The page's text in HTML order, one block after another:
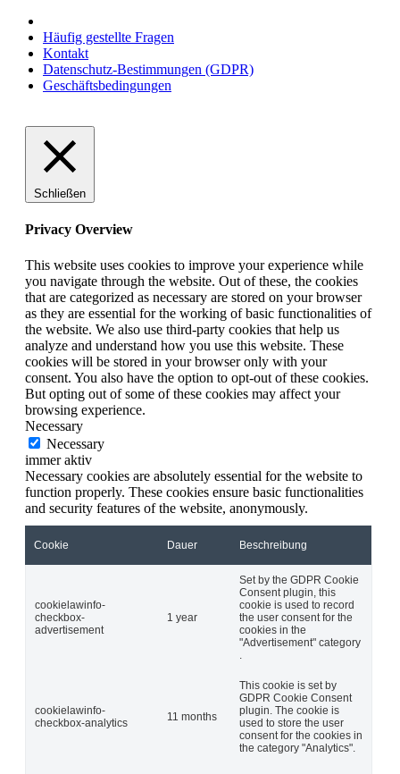
Häufig gestellte Fragen
Kontakt
Datenschutz-Bestimmungen (GDPR)
Geschäftsbedingungen
Schließen
Privacy Overview
This website uses cookies to improve your experience while
you navigate through the website. Out of these, the cookies
that are categorized as necessary are stored on your browser
as they are essential for the working of basic functionalities of
the website. We also use third-party cookies that help us
analyze and understand how you use this website. These
cookies will be stored in your browser only with your
consent. You also have the option to opt-out of these cookies.
But opting out of some of these cookies may affect your
browsing experience.
Necessary
Necessary
immer aktiv
Necessary cookies are absolutely essential for the website to
function properly. These cookies ensure basic functionalities
and security features of the website, anonymously.
Cookie Dauer Beschreibung
cookielawinfo-
checkbox-
advertisement
1 year
Set by the GDPR Cookie
Consent plugin, this
cookie is used to record
the user consent for the
cookies in the
"Advertisement" category
cookielawinfo-
checkbox-analytics
11 months
This cookie is set by
GDPR Cookie Consent
plugin. The cookie is
used to store the user
consent for the cookies in
the category "Analytics".